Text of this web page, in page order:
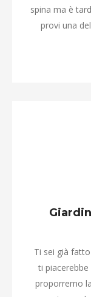
spina ma è
provi una
Ti sei già
ti
proporremo